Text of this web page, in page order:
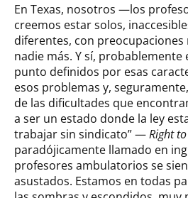
En Texas, nosotros —los
creemos estar solos,
diferentes, con
nadie más. Y sí,
punto definidos por esas
esos problemas y,
de las dificultades que
a ser un estado donde la ley
trabajar sin sindicato” —Right
paradójicamente llamado en
profesores ambulatorios se
asustados. Estamos en todas